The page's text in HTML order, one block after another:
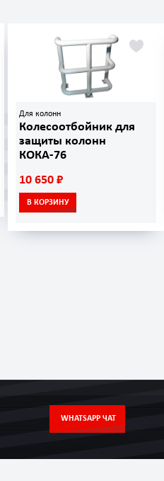
Для колонн
Колесоотбойник для
защиты колонн
КОКА-76
10 650 ₽
В КОРЗИНУ
WHATSAPP ЧАТ